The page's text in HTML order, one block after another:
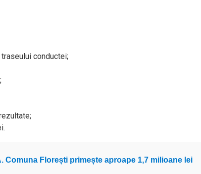
conductei;
Comuna Florești primește aproape 1,7 milioane lei